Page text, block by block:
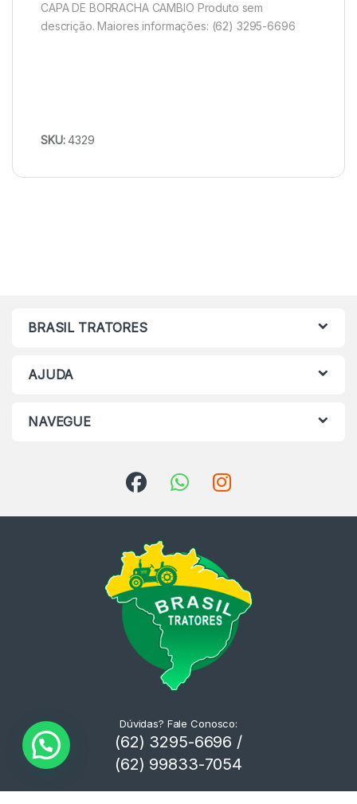
CAPA DE BORRACHA CAMBIO Produto sem
descrição. Maiores informações: (62) 3295-6696
SKU:4329
BRASIL TRATORES
AJUDA
NAVEGUE
Dúvidas? Fale Conosco:
(62) 3295-6696 /
(62) 99833-7054